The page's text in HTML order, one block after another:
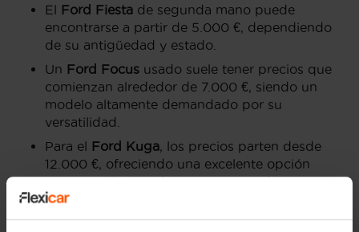
El Ford Fiesta de segunda mano puede
encontrarse a partir de 5.000 €, dependiendo
de su antigüedad y estado.
Un Ford Focus usado suele tener precios que
comienzan alrededor de 7.000 €, siendo un
modelo altamente demandado por su
versatilidad.
Para el
Ford Kuga, los precios parten desde
12.000 €, ofreciendo una excelente opción
para aquellos que buscan un SUV de carácter
familiar y aventurero.
ElFord Mondeo, conocido por su amplitud y